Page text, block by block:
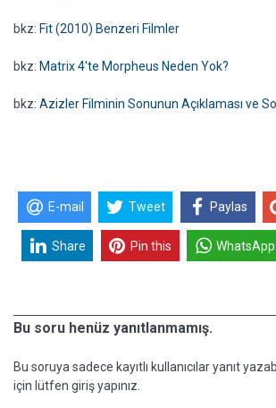
bkz: Fit (2010) Benzeri Filmler
bkz: Matrix 4'te Morpheus Neden Yok?
bkz: Azizler Filminin Sonunun Açıklaması ve
E-mail Tweet Paylas
Share Pin this WhatsApp
Bu soru henüz yanıtlanmamış.
Bu soruya sadece kayıtlı kullanıcılar yanıt
için lütfen giriş yapınız.